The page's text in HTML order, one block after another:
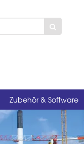
Zubehör & Software